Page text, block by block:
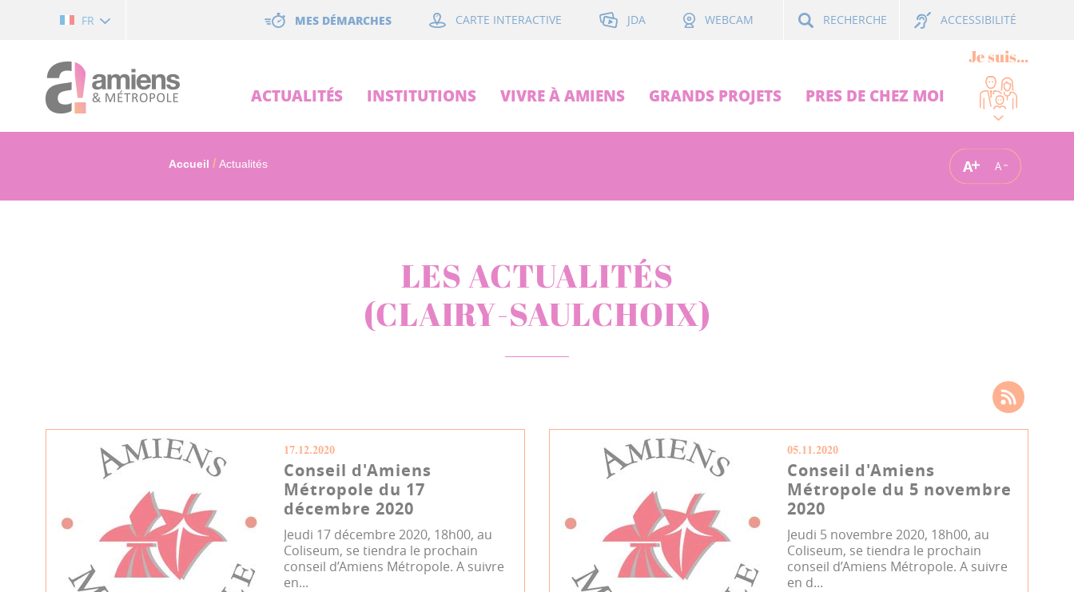
FR MES DÉMARCHES CARTE INTERACTIVE JDA WEBCAM RECHERCHE ACCESSIBILITÉ
ACTUALITÉS INSTITUTIONS VIVRE À AMIENS GRANDS PROJETS PRES DE CHEZ MOI
Je suis...
Accueil Actualités A A
LES ACTUALITÉS
(CLAIRY-SAULCHOIX)
17.12.2020
Conseil d'Amiens
Métropole du 17
décembre 2020
Jeudi 17 décembre 2020, 18h00, au
Coliseum, se tiendra le prochain
conseil d’Amiens Métropole. A suivre
en...
05.11.2020
Conseil d'Amiens
Métropole du 5 novembre
2020
Jeudi 5 novembre 2020, 18h00, au
Coliseum, se tiendra le prochain
conseil d’Amiens Métropole. A suivre
en d...